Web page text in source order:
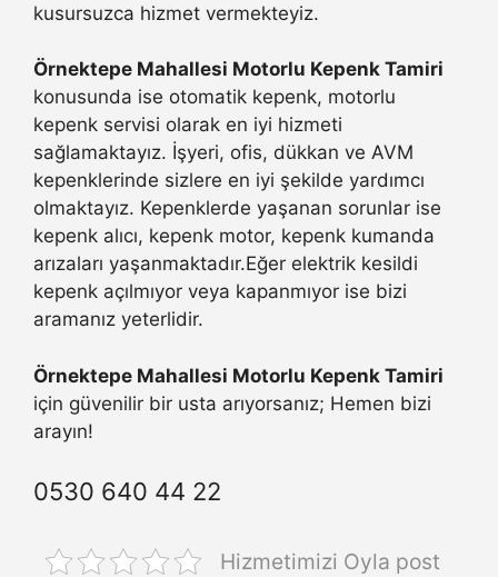
kusursuzca hizmet vermekteyiz.
Örnektepe Mahallesi Motorlu Kepenk Tamiri
konusunda ise otomatik kepenk, motorlu
kepenk servisi olarak en iyi hizmeti
sağlamaktayız. İşyeri, ofis, dükkan ve AVM
kepenklerinde sizlere en iyi şekilde yardımcı
olmaktayız. Kepenklerde yaşanan sorunlar ise
kepenk alıcı, kepenk motor, kepenk kumanda
arızaları yaşanmaktadır.Eğer elektrik kesildi
kepenk açılmıyor veya kapanmıyor ise bizi
aramanız yeterlidir.
Örnektepe Mahallesi Motorlu Kepenk Tamiri
için güvenilir bir usta arıyorsanız; Hemen bizi
arayın!
0530 640 44 22
Hizmetimizi Oyla post